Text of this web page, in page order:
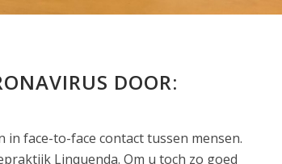
DOOR:
face-to-face contact tussen mensen.
Linquenda. Om u toch zo goed